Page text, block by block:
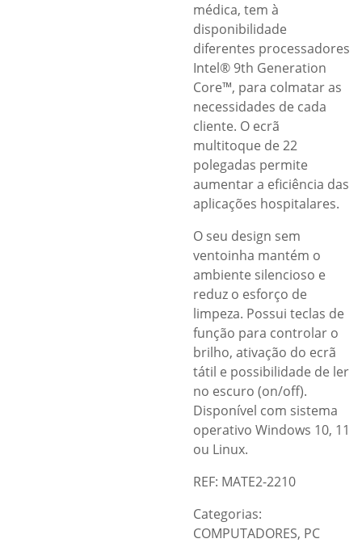
médica, tem à
disponibilidade
diferentes processadores
Intel® 9th Generation
Core™, para colmatar as
necessidades de cada
cliente. O ecrã
multitoque de 22
polegadas permite
aumentar a eficiência das
aplicações hospitalares.
O seu design sem
ventoinha mantém o
ambiente silencioso e
reduz o esforço de
limpeza. Possui teclas de
função para controlar o
brilho, ativação do ecrã
tátil e possibilidade de ler
no escuro (on/off).
Disponível com sistema
operativo Windows 10, 11
ou Linux.
REF: MATE2-2210
Categorias:
COMPUTADORES, PC